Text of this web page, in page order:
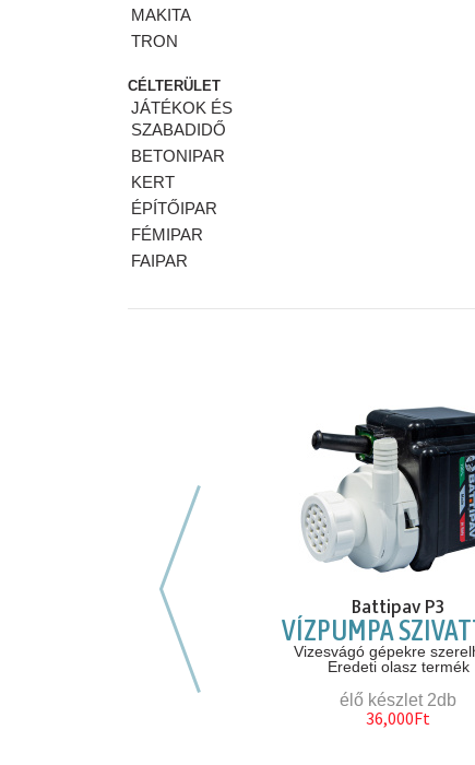
MAKITA
TRON
CÉLTERÜLET
JÁTÉKOK ÉS
SZABADIDŐ
BETONIPAR
KERT
ÉPÍTŐIPAR
FÉMIPAR
FAIPAR
Előző hasonló szerszámok
ZSIRÁF KOCSI
Battipav P3
VÍZPUMPA
Vizesvágó gépekre
Eredeti olasz termék
élő készlet 2db
36,000Ft